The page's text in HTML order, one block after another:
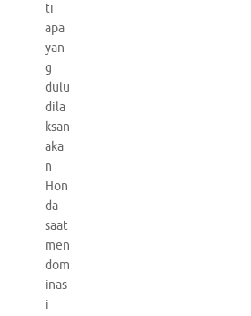
ti
apa
yan
g
dulu
dila
ksan
aka
n
Hon
da
saat
men
dom
inas
i